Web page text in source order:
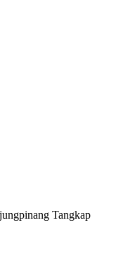
Tangkap